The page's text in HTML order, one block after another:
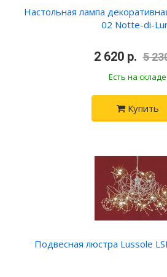
Настольная лампа
02 Notte-di-
2 620 р. 5
Есть на складе
Купить
Подвесная люстра Lussole